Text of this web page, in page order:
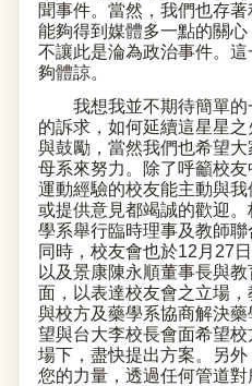
聞事件。當然，我們也存
能夠得到媒體多一點的關
不讓此是淪為政治事件。
夠體諒。
我想我並不期待簡單
的訴求，如何延續這星星
與鼓勵，當然我們也希望
母系來努力。除了呼籲校
運動經驗的校友能主動與
或提供意見都竭誠的歡迎
學系舉行臨時理事及教師聯
同時，校友會也於12 月 27 日
以及景康陳永順董事長與
面，以表達校友會之立場
與校方及藥學系協商解決
望與台大李校長會面希望
場下，盡快提出方案。另
您的力量，透過任何管道